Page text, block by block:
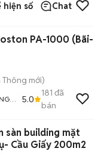
hiện số Chat
PA-1000 (Bãi-
Thông mới)
5.0
181 đã
bán
sàn building mặt
Cầu Giấy 200m2